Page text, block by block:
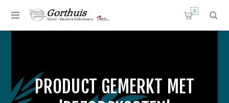
0
PRODUCT GEMERKT MET